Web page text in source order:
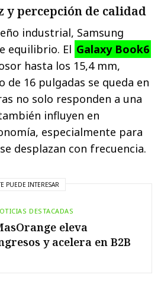
y percepción de calidad
industrial, Samsung
equilibrio. El Galaxy Book6
hasta los 15,4 mm,
de 16 pulgadas se queda en
no solo responden a una
influyen en
especialmente para
desplazan con frecuencia.
PUEDE INTERESAR
DESTACADAS
eleva
y acelera en B2B